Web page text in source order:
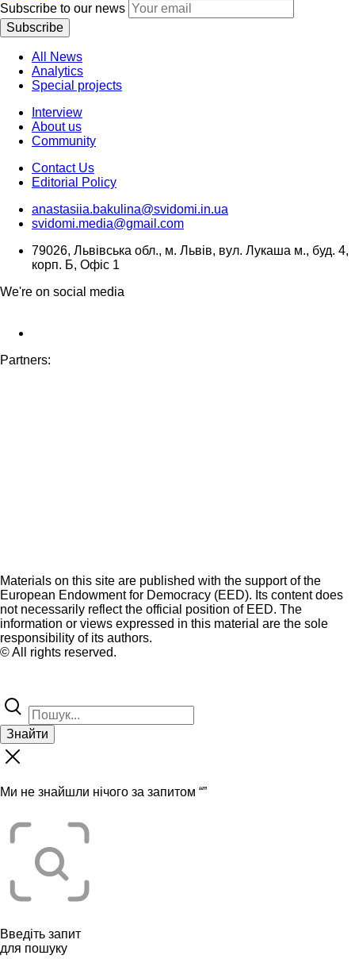
Subscribe to our news
Subscribe
All News
Analytics
Special projects
Interview
About us
Community
Contact Us
Editorial Policy
anastasiia.bakulina@svidomi.in.ua
svidomi.media@gmail.com
79026, Львівська обл., м. Львів, вул. Лукаша м., буд. 4,
корп. Б, Офіс 1
We're on social media
Partners:
Materials on this site are published with the support of the
European Endowment for Democracy (EED). Its content does
not necessarily reflect the official position of EED. The
information or views expressed in this material are the sole
responsibility of its authors.
© All rights reserved.
Знайти
Ми не знайшли нічого за запитом “”
Введіть запит
для пошуку